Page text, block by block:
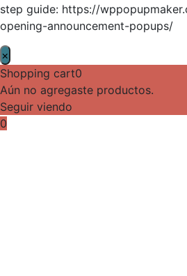
step guide: https://
opening-announcement-popups/
×
Shopping cart0
Aún no agregaste productos.
Seguir viendo
0